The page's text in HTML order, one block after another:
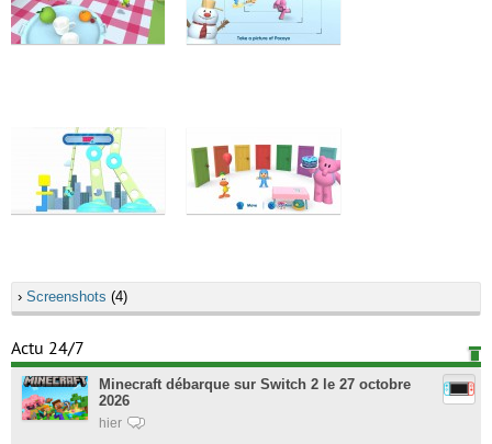
› Screenshots (4)
Actu 24/7
Minecraft débarque sur Switch 2 le 27 octobre
2026
hier